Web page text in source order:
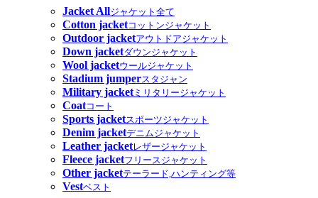
Jacket Allジャケット全て
Cotton jacketコットンジャケット
Outdoor jacketアウトドアジャケット
Down jacketダウンジャケット
Wool jacketウールジャケット
Stadium jumperスタジャン
Military jacketミリタリージャケット
Coatコート
Sports jacketスポーツジャケット
Denim jacketデニムジャケット
Leather jacketレザージャケット
Fleece jacketフリースジャケット
Other jacketテーラード,ハンティング等
Vestベスト